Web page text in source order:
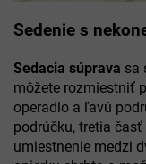
Sedenie s
Sedacia súprava sa
môžete rozmiestniť
operadlo a ľavú
podrúčku, tretia
umiestnenie medzi